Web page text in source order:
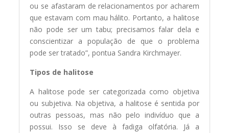
ou se afastaram de relacionamentos por acharem
que estavam com mau hálito. Portanto, a halitose
não pode ser um tabu; precisamos falar dela e
conscientizar a população de que o problema
pode ser tratado”, pontua Sandra Kirchmayer.
Tipos de halitose
A halitose pode ser categorizada como objetiva
ou subjetiva. Na objetiva, a halitose é sentida por
outras pessoas, mas não pelo indivíduo que a
possui. Isso se deve à fadiga olfatória. Já a